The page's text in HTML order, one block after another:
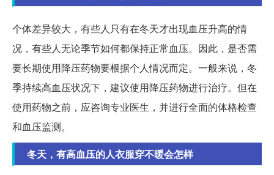
个体差异较大，有些人只有在冬天才出现血压升高的情
况，有些人无论季节如何都保持正常血压。因此，是否需
要长期使用降压药物要根据个人情况而定。一般来说，冬
季持续高血压状况下，建议使用降压药物进行治疗。但在
使用药物之前，应咨询专业医生，并进行全面的体格检查
和血压监测。
冬天，有高血压的人衣服穿不暖会怎样